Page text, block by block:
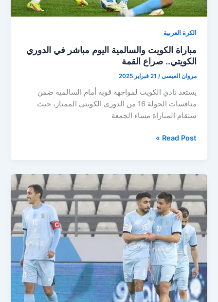
الكرة العربية
مباراة الكويت والسالمية اليوم مباشر في الدوري
الكويتي.. صراع القمة
مروان العيسى/ 21 فبراير 2025
يستعد نادي الكويت لمواجهة قوية أمام السالمية ضمن
منافسات الجولة 16 من الدوري الكويتي الممتاز، حيث
ستقام المباراة مساء الجمعة
مباراة
اليوم
مباشر
في
الدوري
الكويتي..
صراع
القمة
Read Post »